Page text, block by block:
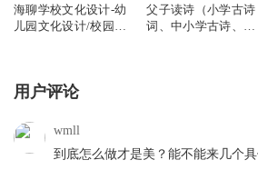
海聊学校文化设计-幼
儿园文化设计/校园文
父子读诗（小学古诗
词、中小学古诗、学
用户评论
wmll
到底怎么做才是美？能不能来几个